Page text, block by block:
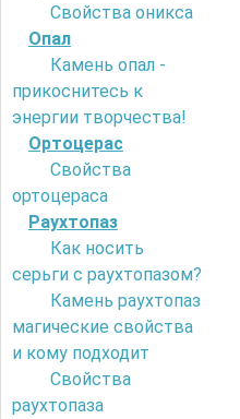
Свойства оникса
Опал
Камень опал -
прикоснитесь к
энергии творчества!
Ортоцерас
Свойства
ортоцераса
Раухтопаз
Как носить
серьги с раухтопазом?
Камень раухтопаз
магические свойства
и кому подходит
Свойства
раухтопаза